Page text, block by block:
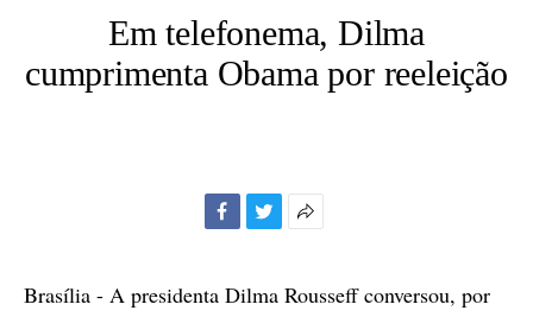
Em telefonema, Dilma
cumprimenta Obama por reeleição
compartilhamento
Brasília - A presidenta Dilma Rousseff conversou, por